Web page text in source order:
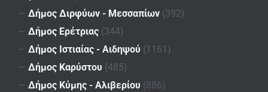
— Δήμος Διρφύων - Μεσσαπίων (392)
— Δήμος Ερέτριας (344)
— Δήμος Ιστιαίας - Αιδηψού (1161)
— Δήμος Καρύστου (485)
— Δήμος Κύμης - Αλιβερίου (886)